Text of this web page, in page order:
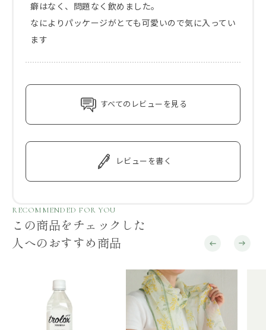
癖はなく、問題なく飲めました。
なによりパッケージがとても可愛いので気に入ってい
ます
すべてのレビューを見る
レビューを書く
RECOMMENDED FOR YOU
この商品をチェックした
人へのおすすめ商品